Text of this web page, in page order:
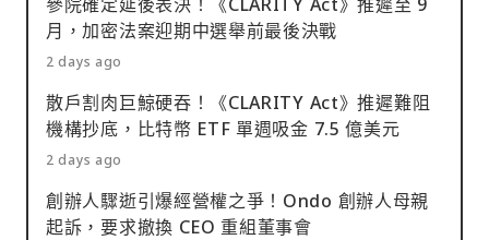
月，加密法案迎期中選舉前最後決戰
2 days ago
散戶割肉巨鯨硬吞！《CLARITY Act》推遲難阻
機構抄底，比特幣 ETF 單週吸金 7.5 億美元
2 days ago
創辦人驟逝引爆經營權之爭！Ondo 創辦人母親
起訴，要求撤換 CEO 重組董事會